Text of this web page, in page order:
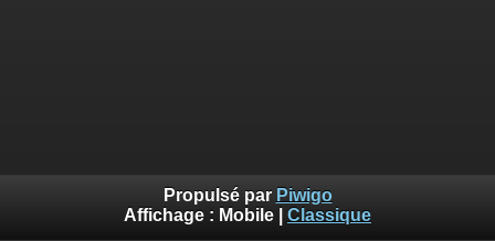
Propulsé par Piwigo
Affichage : Mobile Classique